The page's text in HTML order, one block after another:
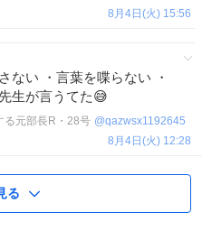
8月4日(火) 15:56
ない ・言葉を喋らない ・
先生が言うてた😅
る元部長R・28号 @qazwsx1192645
8月4日(火) 12:28
る